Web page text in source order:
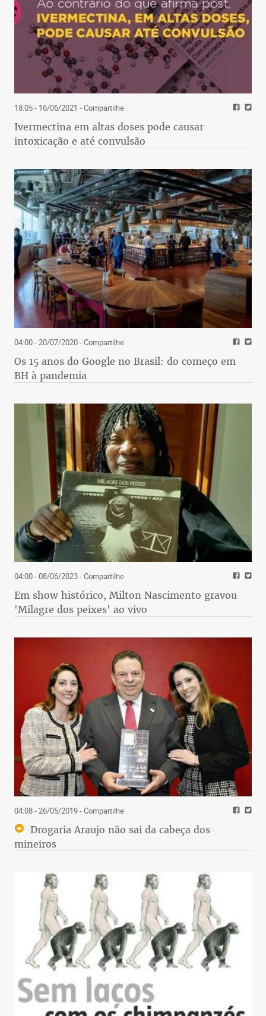
18:05 - 16/06/2021 - Compartilhe
Ivermectina em altas doses pode causar
intoxicação e até convulsão
04:00 - 20/07/2020- Compartilhe
Os 15 anos do Google no Brasil: do começo em
BH à pandemia
04:00 - 08/06/2023- Compartilhe
Em show histórico, Milton Nascimento gravou
'Milagre dos peixes' ao vivo
04:08 - 26/05/2019- Compartilhe
Drogaria Araujo não sai da cabeça dos
mineiros